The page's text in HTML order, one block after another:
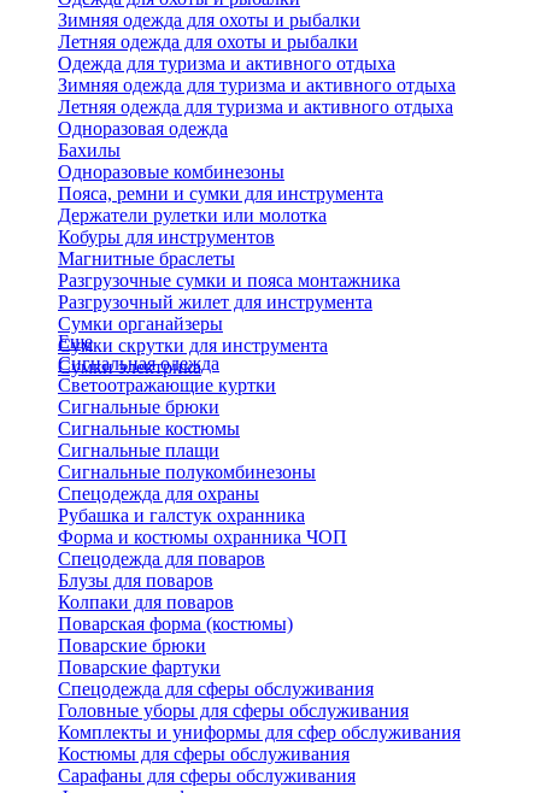
Зимняя одежда для охоты и рыбалки
Летняя одежда для охоты и рыбалки
Одежда для туризма и активного отдыха
Зимняя одежда для туризма и активного отдыха
Летняя одежда для туризма и активного отдыха
Одноразовая одежда
Бахилы
Одноразовые комбинезоны
Пояса, ремни и сумки для инструмента
Держатели рулетки или молотка
Кобуры для инструментов
Магнитные браслеты
Разгрузочные сумки и пояса монтажника
Разгрузочный жилет для инструмента
Сумки органайзеры
Сумки скрутки для инструмента
Сумки электрика
Еще
Сигнальная одежда
Светоотражающие куртки
Сигнальные брюки
Сигнальные костюмы
Сигнальные плащи
Сигнальные полукомбинезоны
Спецодежда для охраны
Рубашка и галстук охранника
Форма и костюмы охранника ЧОП
Спецодежда для поваров
Блузы для поваров
Колпаки для поваров
Поварская форма (костюмы)
Поварские брюки
Поварские фартуки
Спецодежда для сферы обслуживания
Головные уборы для сферы обслуживания
Комплекты и униформы для сфер обслуживания
Костюмы для сферы обслуживания
Сарафаны для сферы обслуживания